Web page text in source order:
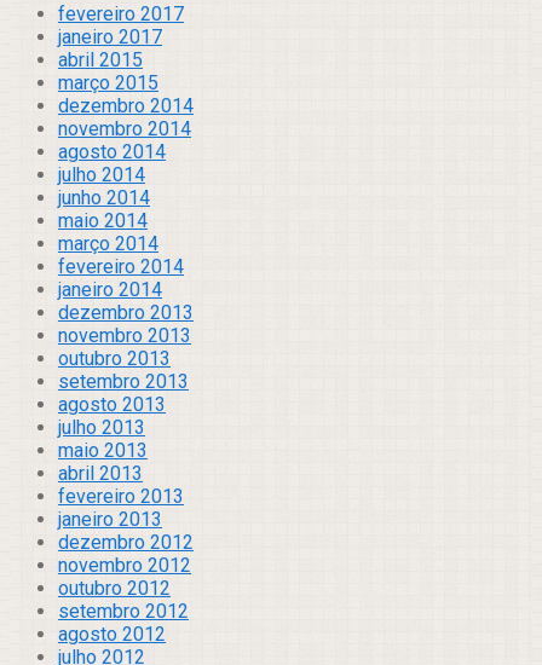
fevereiro 2017
janeiro 2017
abril 2015
março 2015
dezembro 2014
novembro 2014
agosto 2014
julho 2014
junho 2014
maio 2014
março 2014
fevereiro 2014
janeiro 2014
dezembro 2013
novembro 2013
outubro 2013
setembro 2013
agosto 2013
julho 2013
maio 2013
abril 2013
fevereiro 2013
janeiro 2013
dezembro 2012
novembro 2012
outubro 2012
setembro 2012
agosto 2012
julho 2012